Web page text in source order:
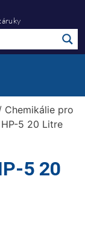
Chemikálie pro
5 20 Litre
5 20